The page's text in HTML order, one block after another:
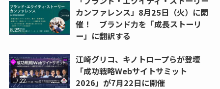
カンファレンス」8月25日（火）に開
催！ ブランド力を「成長ストーリ
ー」に翻訳する
江崎グリコ、キノトロープらが登壇
「成功戦略Webサイトサミット
2026」が7月22日に開催